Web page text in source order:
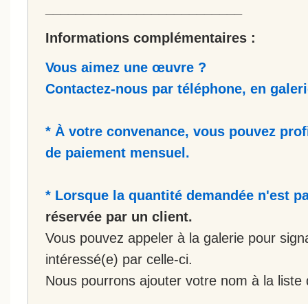
Informations complémentaires :
Vous aimez une œuvre ?
Contactez-nous par téléphone, en
* À votre convenance, vous pouvez
de paiement mensuel.
* Lorsque la quantité demandée n'est
réservée par un client.
Vous pouvez appeler à la galerie pour
intéressé(e) par celle-ci.
Nous pourrons ajouter votre nom à la liste